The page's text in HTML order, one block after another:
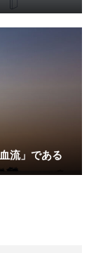
流」である